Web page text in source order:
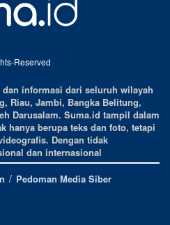
Reserved
informasi dari seluruh wilayah
Riau, Jambi, Bangka Belitung,
Darusalam. Suma.id tampil dalam
hanya berupa teks dan foto, tetapi
Dengan tidak
dan internasional
Pedoman Media Siber